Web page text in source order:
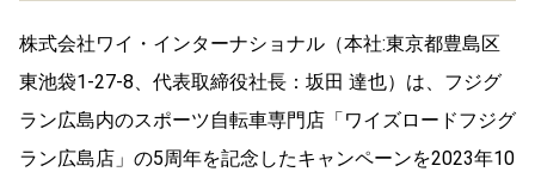
株式会社ワイ・インターナショナル（本社:東京都豊島区
東池袋1-27-8、代表取締役社長：坂田 達也）は、フジグ
ラン広島内のスポーツ自転車専門店「ワイズロードフジグ
ラン広島店」の5周年を記念したキャンペーンを2023年10